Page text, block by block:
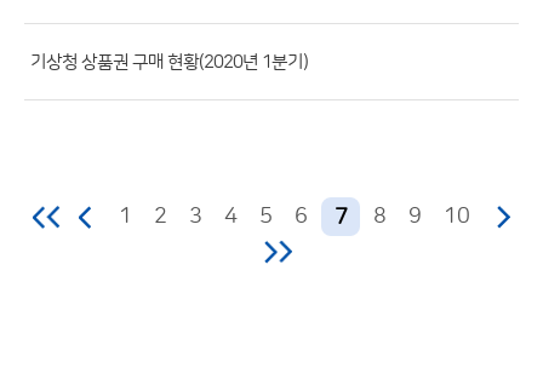
기상청 상품권 구매 현황(2020년 1분기)
1 2 3 4 5 6 7 8 9 10